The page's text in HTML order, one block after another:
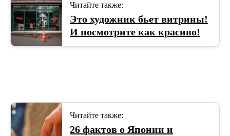
Читайте также:
Это художник бьет витрины!
И посмотрите как красиво!
Читайте также:
26 фактов о Японии и